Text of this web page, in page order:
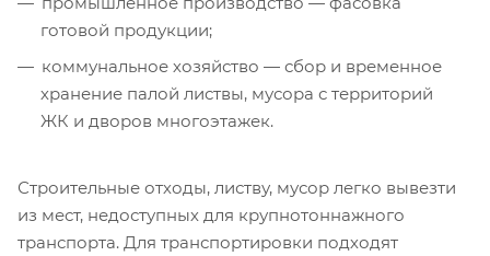
готовой продукции;
коммунальное хозяйство — сбор и временное
хранение палой листвы, мусора с территорий
ЖК и дворов многоэтажек.
Строительные отходы, листву, мусор легко вывезти
из мест, недоступных для крупнотоннажного
транспорта. Для транспортировки подходят